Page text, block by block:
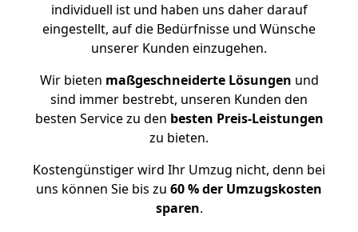
individuell ist und haben uns daher darauf
eingestellt, auf die Bedürfnisse und Wünsche
unserer Kunden einzugehen.
Wir bieten maßgeschneiderte Lösungen und
sind immer bestrebt, unseren Kunden den
besten Service zu den besten Preis-Leistungen
zu bieten.
Kostengünstiger wird Ihr Umzug nicht, denn bei
uns können Sie bis zu 60 % der Umzugskosten
sparen.